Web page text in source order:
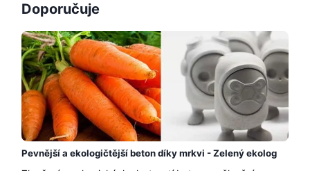
Doporučuje
Pevnější a ekologičtější beton díky mrkvi - Zelený ekolog